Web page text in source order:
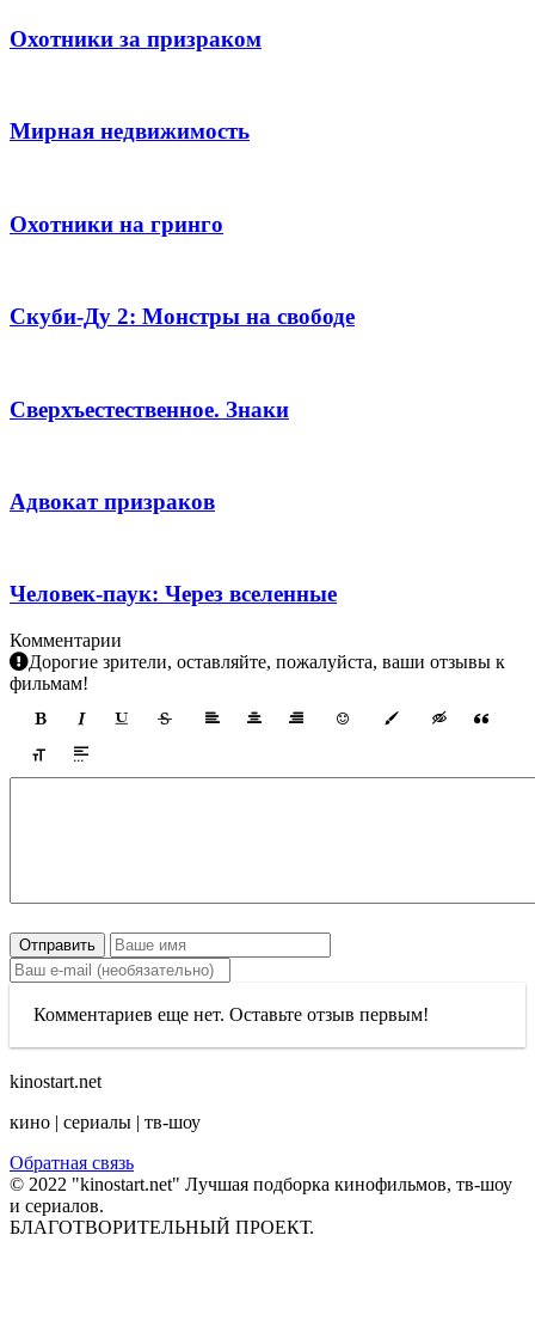
Охотники за призраком
Мирная недвижимость
Охотники на гринго
Скуби-Ду 2: Монстры на свободе
Сверхъестественное. Знаки
Адвокат призраков
Человек-паук: Через вселенные
Комментарии
Дорогие зрители, оставляйте, пожалуйста, ваши отзывы к
фильмам!
Отправить
Комментариев еще нет. Оставьте отзыв первым!
kinostart.net
кино | сериалы | тв-шоу
Обратная связь
© 2022 "kinostart.net" Лучшая подборка кинофильмов, тв-шоу
и сериалов.
БЛАГОТВОРИТЕЛЬНЫЙ ПРОЕКТ.